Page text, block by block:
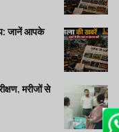
जानें आपके
मरीजों से